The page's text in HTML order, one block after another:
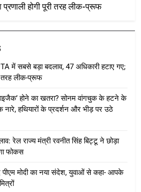
प्रणाली होगी पूरी तरह लीक-प्रूफ
में सबसे बड़ा बदलाव, 47 अधिकारी हटाए गए;
तरह लीक-प्रूफ
होने का खतरा? सोनम वांगचुक के हटने के
नारे, हथियारों के प्रदर्शन और भीड़ पर उठे
रेल राज्य मंत्री रवनीत सिंह बिट्टू ने छोड़ा
फोकस
पीएम मोदी का नया संदेश, युवाओं से कहा- आपके